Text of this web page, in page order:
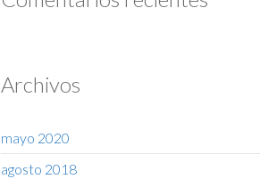
Archivos
mayo 2020
agosto 2018